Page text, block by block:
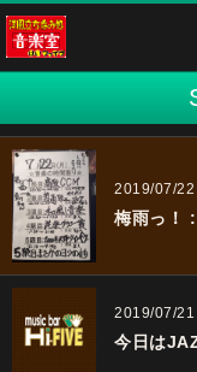
2019/07/22
梅雨っ！
2019/07/21
今日は